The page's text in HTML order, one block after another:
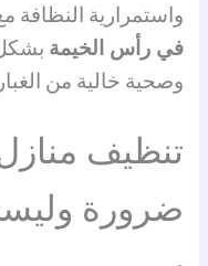
واستمرارية النظافة
في رأس الخيمة
وصحية خالية من
تنظيف
ضرورة